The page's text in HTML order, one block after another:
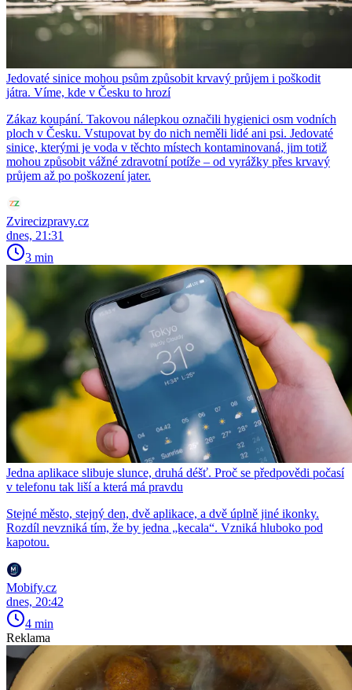
Jedovaté sinice mohou psům způsobit krvavý průjem i poškodit
játra. Víme, kde v Česku to hrozí
Zákaz koupání. Takovou nálepkou označili hygienici osm vodních
ploch v Česku. Vstupovat by do nich neměli lidé ani psi. Jedovaté
sinice, kterými je voda v těchto místech kontaminovaná, jim totiž
mohou způsobit vážné zdravotní potíže – od vyrážky přes krvavý
průjem až po poškození jater.
Zvirecizpravy.cz
dnes, 21:31
3 min
Jedna aplikace slibuje slunce, druhá déšť. Proč se předpovědi počasí
v telefonu tak liší a která má pravdu
Stejné město, stejný den, dvě aplikace, a dvě úplně jiné ikonky.
Rozdíl nevzniká tím, že by jedna „kecala“. Vzniká hluboko pod
kapotou.
Mobify.cz
dnes, 20:42
4 min
Reklama